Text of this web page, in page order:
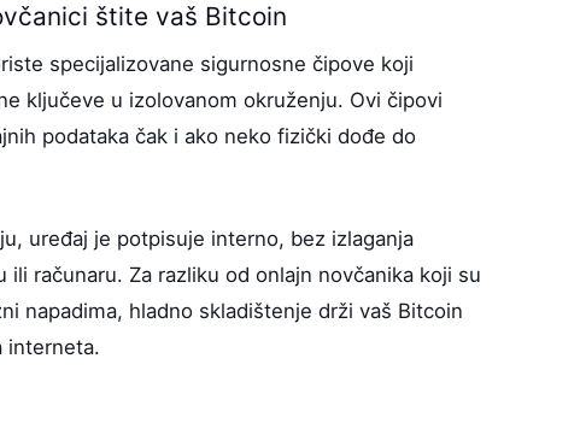
štite vaš Bitcoin
specijalizovane sigurnosne čipove koji
ključeve u izolovanom okruženju. Ovi čipovi
podataka čak i ako neko fizički dođe do
uređaj je potpisuje interno, bez izlaganja
ili računaru. Za razliku od onlajn novčanika koji su
napadima, hladno skladištenje drži vaš Bitcoin
interneta.